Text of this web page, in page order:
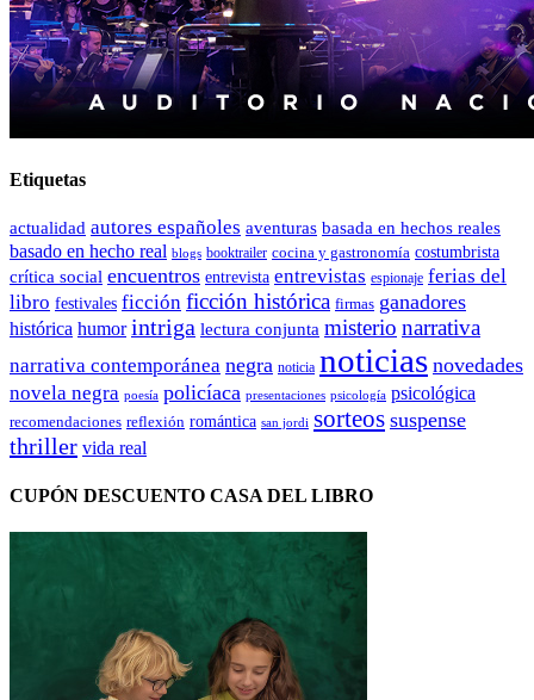
Etiquetas
actualidad autores españoles aventuras basada en hechos reales
basado en hecho real blogs booktrailer cocina y gastronomía costumbrista
crítica social encuentros entrevista entrevistas espionaje ferias del
libro festivales ficción ficción histórica firmas ganadores
histórica humor intriga lectura conjunta misterio narrativa
narrativa contemporánea negra noticia noticias novedades
novela negra poesía policíaca presentaciones psicología psicológica
recomendaciones reflexión romántica san jordi sorteos suspense
thriller vida real
CUPÓN DESCUENTO CASA DEL LIBRO